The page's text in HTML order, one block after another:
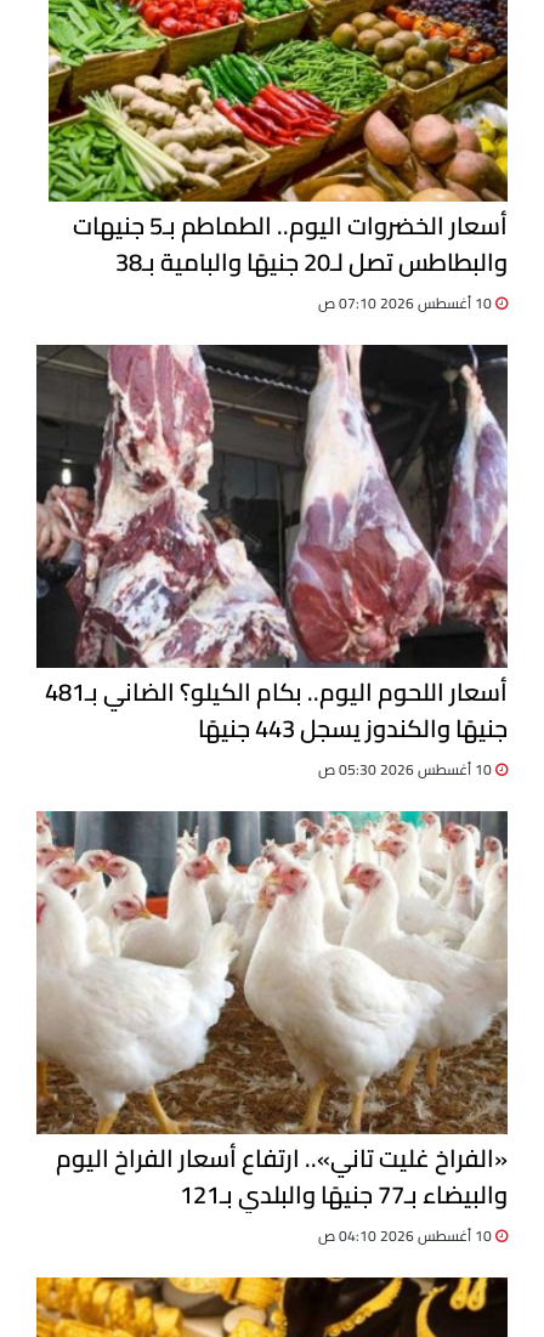
أسعار الخضروات اليوم.. الطماطم بـ5 جنيهات
والبطاطس تصل لـ20 جنيهًا والبامية بـ38
أسعار اللحوم اليوم.. بكام الكيلو؟ الضاني بـ481
جنيهًا والكندوز يسجل 443 جنيهًا
«الفراخ غليت تاني».. ارتفاع أسعار الفراخ اليوم
والبيضاء بـ77 جنيهًا والبلدي بـ121